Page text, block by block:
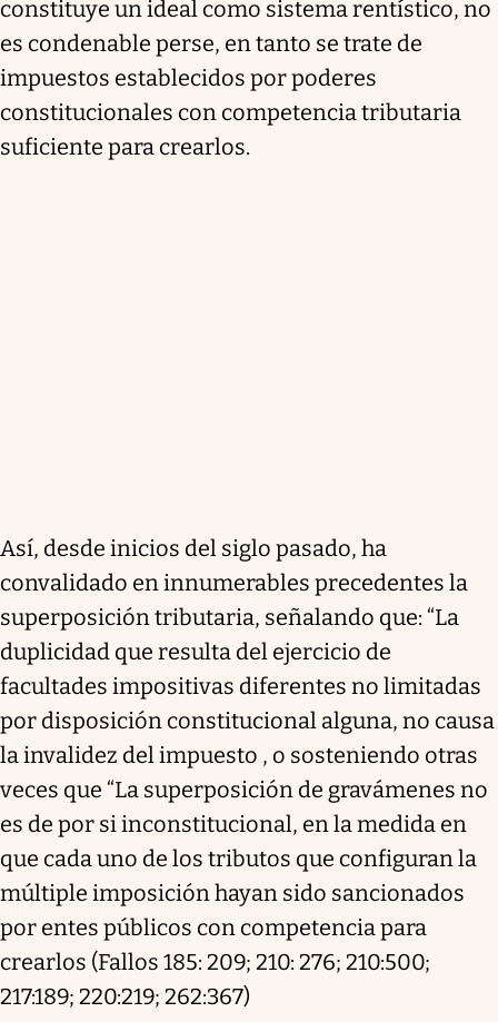
constituye un ideal como sistema rentístico, no
es condenable perse, en tanto se trate de
impuestos establecidos por poderes
constitucionales con competencia tributaria
suficiente para crearlos.
Así, desde inicios del siglo pasado, ha
convalidado en innumerables precedentes la
superposición tributaria, señalando que: “La
duplicidad que resulta del ejercicio de
facultades impositivas diferentes no limitadas
por disposición constitucional alguna, no causa
la invalidez del impuesto , o sosteniendo otras
veces que “La superposición de gravámenes no
es de por si inconstitucional, en la medida en
que cada uno de los tributos que configuran la
múltiple imposición hayan sido sancionados
por entes públicos con competencia para
crearlos (Fallos 185: 209; 210: 276; 210:500;
217:189; 220:219; 262:367)